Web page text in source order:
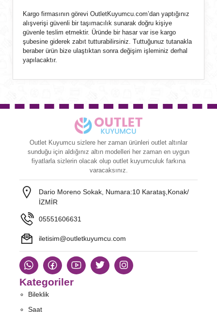
Kargo firmasının görevi OutletKuyumcu.com’dan yaptığınız
alışverişi güvenli bir taşımacılık sunarak doğru kişiye
güvenle teslim etmektir. Üründe bir hasar var ise kargo
şubesine giderek zabıt tutturabilirsiniz. Tuttuğunuz tutanakla
beraber ürün bize ulaştıktan sonra değişim işleminiz derhal
yapılacaktır.
Outlet Kuyumcu sizlere her zaman ürünleri outlet altınlar
sunduğu için aldığınız altın modelleri her zaman en uygun
fiyatlarla sizlerin olacak olup outlet kuyumculuk farkına
varacaksınız.
Dario Moreno Sokak, Numara:10 Karataş,Konak/
İZMİR
05551606631
iletisim@outletkuyumcu.com
Kategoriler
Bileklik
Saat